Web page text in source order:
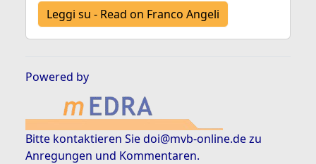
Leggi su - Read on Franco Angeli
Powered by
Bitte kontaktieren Siedoi@mvb-online.dezu
Anregungen und Kommentaren.